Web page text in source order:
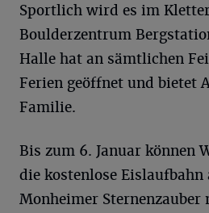
Sportlich wird es im
Boulderzentrum
Halle hat an sämtlichen
Ferien geöffnet und bietet
Familie.
Bis zum 6. Januar können
die kostenlose Eislaufbahn
Monheimer Sternenzauber